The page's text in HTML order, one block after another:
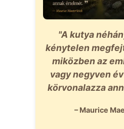
"A kutya
kénytelen
miközben az
vagy negyven
körvonalazza
– Maurice